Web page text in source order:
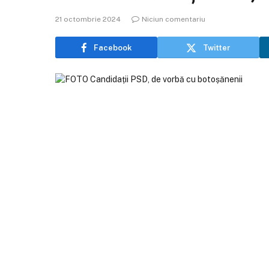
21 octombrie 2024 Niciun comentariu
Facebook Twitter